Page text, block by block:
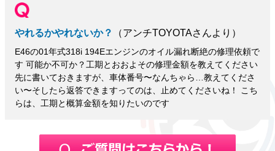
やれるかやれないか？ （アンチTOYOTAさんより）
E46の01年式318i 194Eエンジンのオイル漏れ断絶の修理依頼で
す 可能か不可か？工期とおおよその修理金額を教えてください
先に書いておきますが、車体番号〜なんちゃら…教えてくださ
い〜そしたら返答できますってのは、止めてくださいね！ こち
らは、工期と概算金額を知りたいのです